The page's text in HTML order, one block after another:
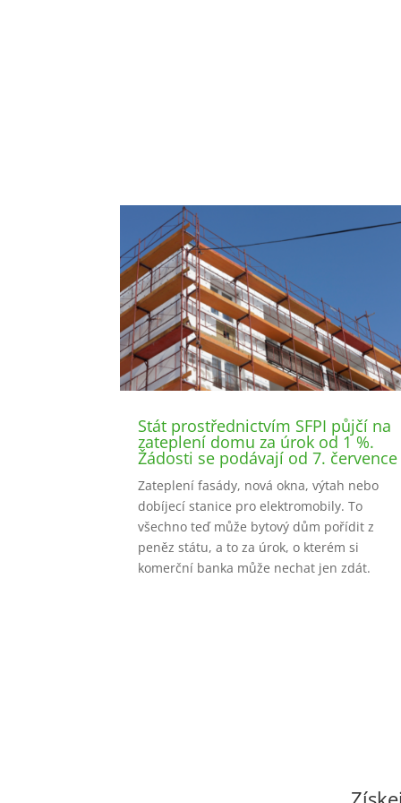
Stát prostřednictvím SFPI půjčí na
zateplení domu za úrok od 1 %.
Žádosti se podávají od 7. července
Zateplení fasády, nová okna, výtah nebo
dobíjecí stanice pro elektromobily. To
všechno teď může bytový dům pořídit z
peněz státu, a to za úrok, o kterém si
komerční banka může nechat jen zdát.